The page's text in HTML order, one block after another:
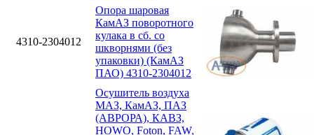
4310-2304012
Опора шаровая
КамАЗ поворотного
кулака в сб. со
шкворнями (без
упаковки) (КамАЗ
ПАО) 4310-2304012
Осушитель воздуха
МАЗ, КамАЗ, ПАЗ
(АВРОРА), КАВЗ,
HOWO, Foton, FAW,